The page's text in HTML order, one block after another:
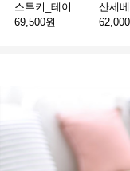
스투키_테이블용 D
69,500원